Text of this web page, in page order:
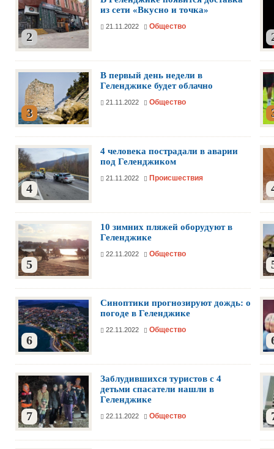
2
из сети «Вкусно и точка»
21.11.2022 Общество
3
В первый день недели в
Геленджике будет облачно
21.11.2022 Общество
4
4 человека пострадали в аварии
под Геленджиком
21.11.2022 Происшествия
5
10 зимних пляжей оборудуют в
Геленджике
22.11.2022 Общество
6
Синоптики прогнозируют дождь: о
погоде в Геленджике
22.11.2022 Общество
7
Заблудившихся туристов с 4
детьми спасатели нашли в
Геленджике
22.11.2022 Общество